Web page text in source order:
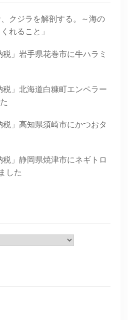
クジラを解剖する。～海の
れること」
税」岩手県花巻市に牛ハラミ
税」北海道白糠町エンペラー
税」高知県須崎市にかつおタ
税」静岡県焼津市にネギトロ
した